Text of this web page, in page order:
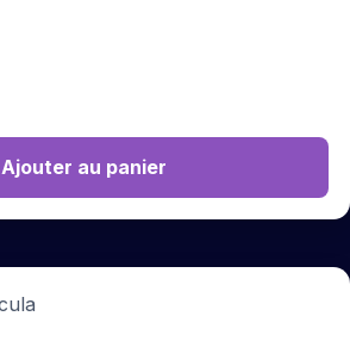
Ajouter au panier